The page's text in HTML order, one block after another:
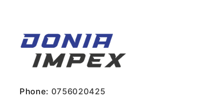
Phone: 0756020425